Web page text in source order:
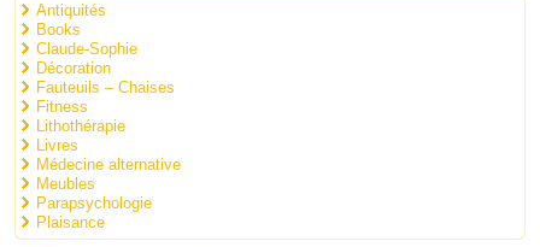
Antiquités
Books
Claude-Sophie
Décoration
Fauteuils – Chaises
Fitness
Lithothérapie
Livres
Médecine alternative
Meubles
Parapsychologie
Plaisance